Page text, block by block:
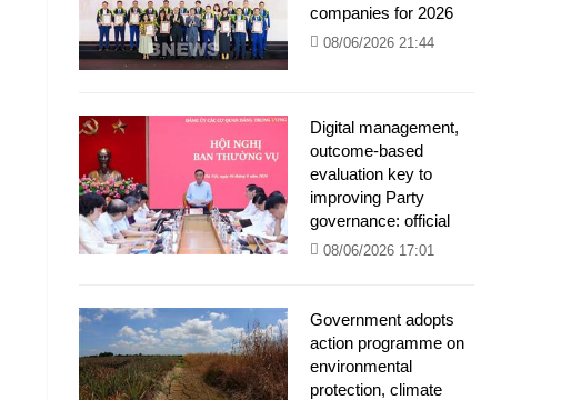
companies for 2026
08/06/2026 21:44
Digital management,
outcome-based
evaluation key to
improving Party
governance: official
08/06/2026 17:01
Government adopts
action programme on
environmental
protection, climate